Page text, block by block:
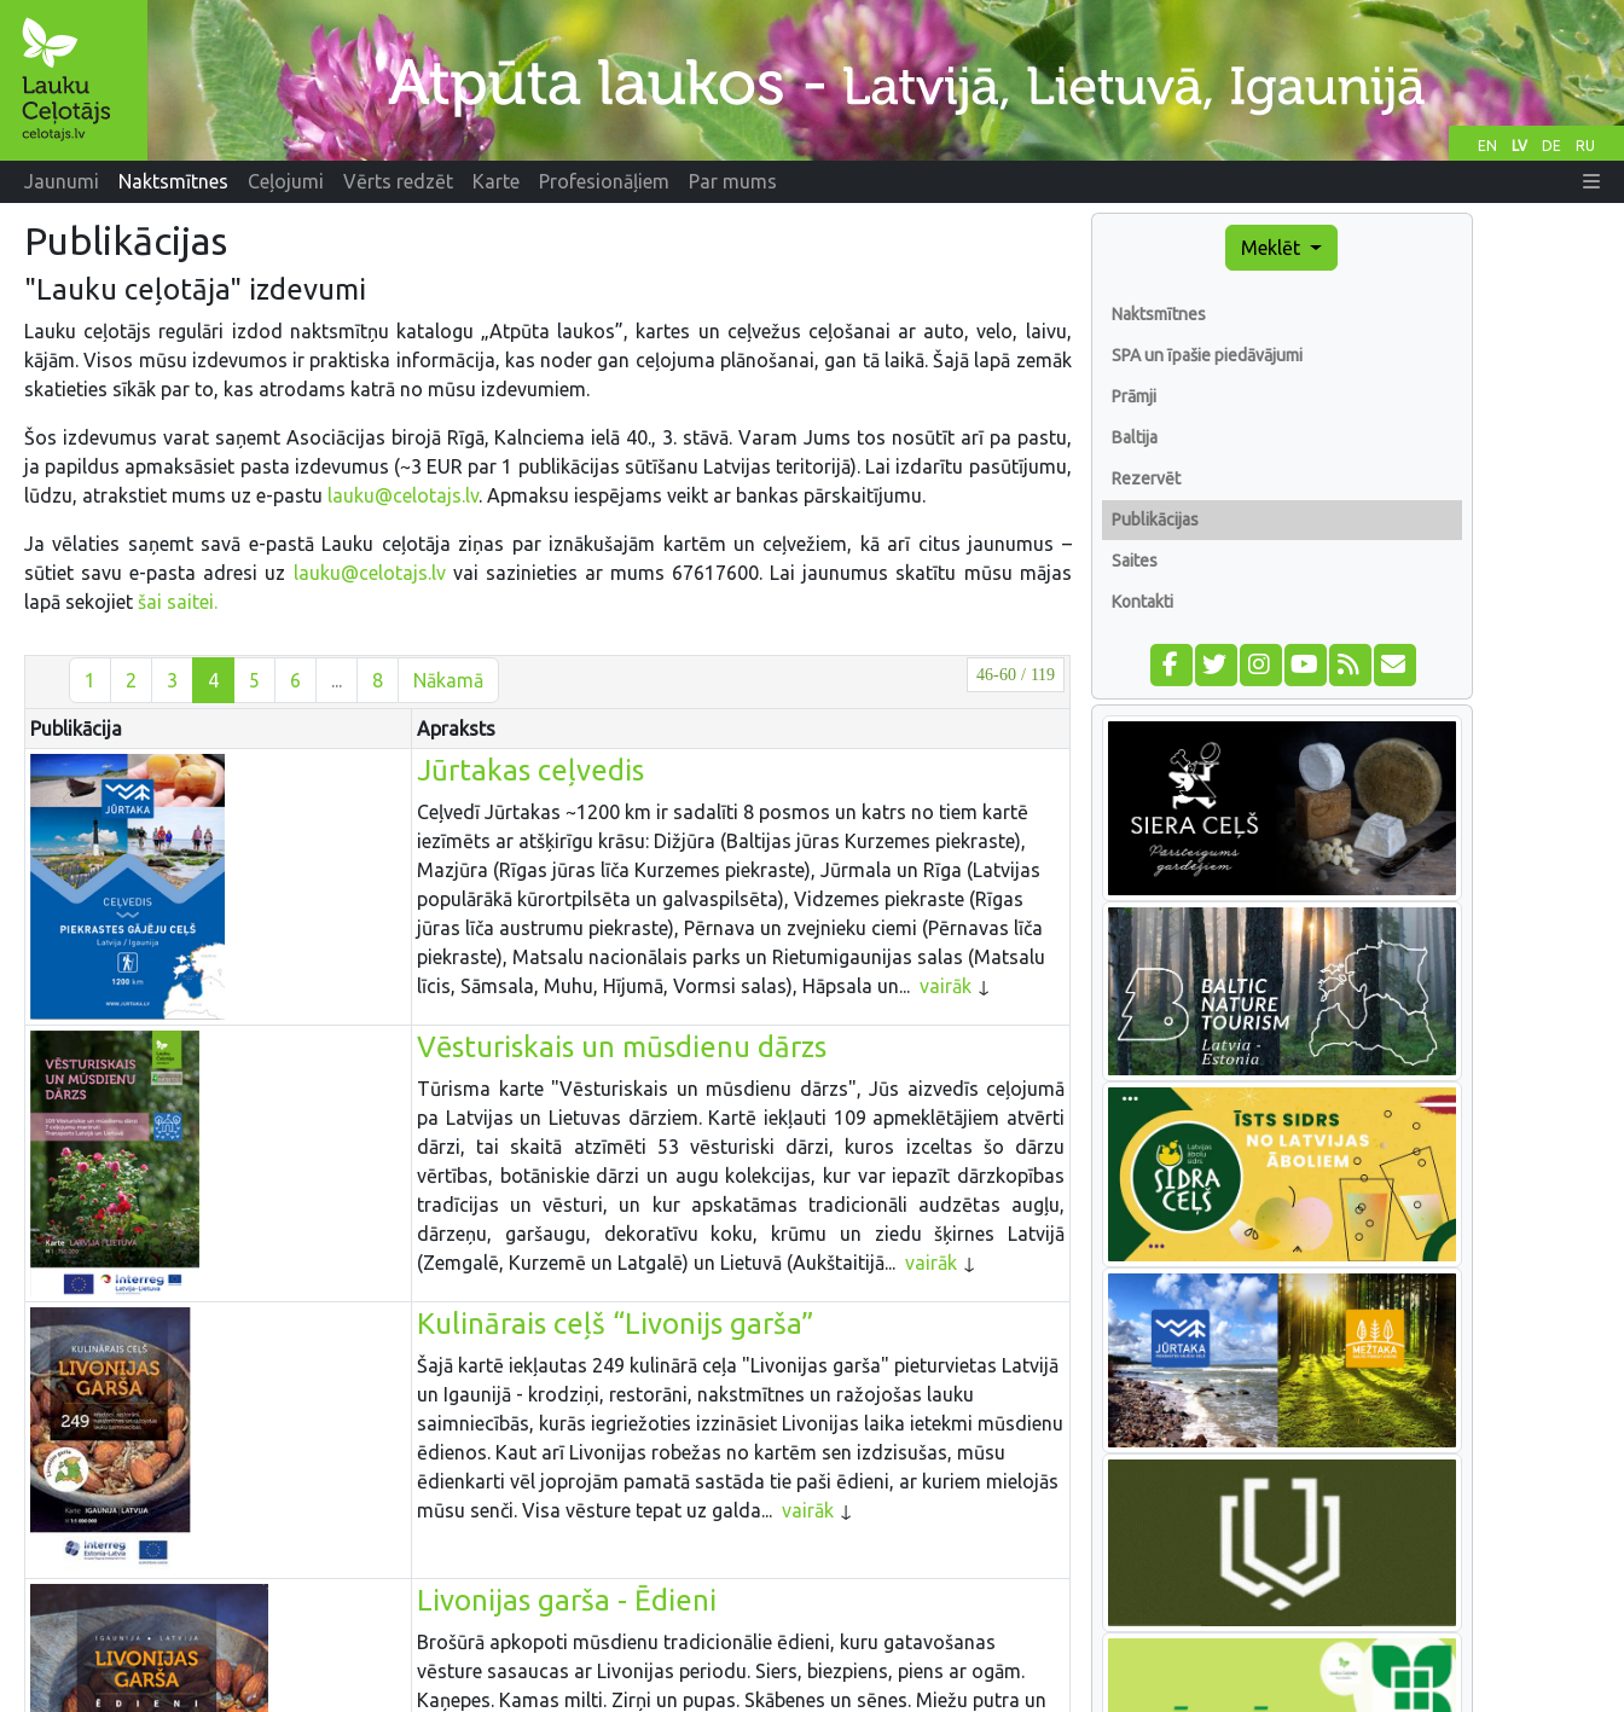
EN LV DE RU
Jaunumi Naktsmītnes Ceļojumi Vērts redzēt Karte Profesionāļiem Par mums
Publikācijas
"Lauku ceļotāja" izdevumi
Lauku ceļotājs regulāri izdod naktsmītņu katalogu „Atpūta laukos”, kartes un ceļvežus ceļošanai ar auto, velo, laivu,
kājām. Visos mūsu izdevumos ir praktiska informācija, kas noder gan ceļojuma plānošanai, gan tā laikā. Šajā lapā zemāk
skatieties sīkāk par to, kas atrodams katrā no mūsu izdevumiem.
Šos izdevumus varat saņemt Asociācijas birojā Rīgā, Kalnciema ielā 40., 3. stāvā. Varam Jums tos nosūtīt arī pa pastu,
ja papildus apmaksāsiet pasta izdevumus (~3 EUR par 1 publikācijas sūtīšanu Latvijas teritorijā). Lai izdarītu pasūtījumu,
lūdzu, atrakstiet mums uz e-pastu lauku@celotajs.lv. Apmaksu iespējams veikt ar bankas pārskaitījumu.
Ja vēlaties saņemt savā e-pastā Lauku ceļotāja ziņas par iznākušajām kartēm un ceļvežiem, kā arī citus jaunumus –
sūtiet savu e-pasta adresi uz lauku@celotajs.lvvai sazinieties ar mums 67617600. Lai jaunumus skatītu mūsu mājas
lapā sekojiet šai saitei.
46-60 / 119
1 2 3 4 5 6 ... 8 Nākamā
Publikācija Apraksts
Jūrtakas ceļvedis
Ceļvedī Jūrtakas ~1200 km ir sadalīti 8 posmos un katrs no tiem kartē
iezīmēts ar atšķirīgu krāsu: Dižjūra (Baltijas jūras Kurzemes piekraste),
Mazjūra (Rīgas jūras līča Kurzemes piekraste), Jūrmala un Rīga (Latvijas
populārākā kūrortpilsēta un galvaspilsēta), Vidzemes piekraste (Rīgas
jūras līča austrumu piekraste), Pērnava un zvejnieku ciemi (Pērnavas līča
piekraste), Matsalu nacionālais parks un Rietumigaunijas salas (Matsalu
līcis, Sāmsala, Muhu, Hījumā, Vormsi salas), Hāpsala un... vairāk
Vēsturiskais un mūsdienu dārzs
Tūrisma karte "Vēsturiskais un mūsdienu dārzs", Jūs aizvedīs ceļojumā
pa Latvijas un Lietuvas dārziem. Kartē iekļauti 109 apmeklētājiem atvērti
dārzi, tai skaitā atzīmēti 53 vēsturiski dārzi, kuros izceltas šo dārzu
vērtības, botāniskie dārzi un augu kolekcijas, kur var iepazīt dārzkopības
tradīcijas un vēsturi, un kur apskatāmas tradicionāli audzētas augļu,
dārzeņu, garšaugu, dekoratīvu koku, krūmu un ziedu šķirnes Latvijā
(Zemgalē, Kurzemē un Latgalē) un Lietuvā (Aukštaitijā... vairāk
Kulinārais ceļš “Livonijs garša”
Šajā kartē iekļautas 249 kulinārā ceļa "Livonijas garša" pieturvietas Latvijā
un Igaunijā - krodziņi, restorāni, nakstmītnes un ražojošas lauku
saimniecībās, kurās iegriežoties izzināsiet Livonijas laika ietekmi mūsdienu
ēdienos. Kaut arī Livonijas robežas no kartēm sen izdzisušas, mūsu
ēdienkarti vēl joprojām pamatā sastāda tie paši ēdieni, ar kuriem mielojās
mūsu senči. Visa vēsture tepat uz galda... vairāk
Livonijas garša - Ēdieni
Brošūrā apkopoti mūsdienu tradicionālie ēdieni, kuru gata­vošanas
vēsture sasaucas ar Livonijas periodu. Siers, biez­piens, piens ar ogām.
Kaņepes. Kamas milti. Zirņi un pupas. Skābenes un sēnes. Miežu putra un
Meklēt
Naktsmītnes
SPA un īpašie piedāvājumi
Prāmji
Baltija
Rezervēt
Publikācijas
Saites
Kontakti